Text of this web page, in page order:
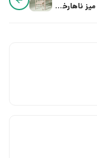
تاریخچه میز ناهارخوری از انتخاب تا چیدمان